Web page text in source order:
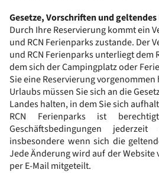
Gesetze, Vorschriften und geltendes
Durch Ihre Reservierung kommt ein
und RCN Ferienparks zustande. Der
und RCN Ferienparks unterliegt dem
dem sich der Campingplatz oder
Sie eine Reservierung
Urlaubs müssen Sie sich an die
Landes halten, in dem Sie sich
RCN Ferienparks ist
Geschäftsbedingungen
insbesondere wenn sich die
Jede Änderung wird auf der
per E-Mail mitgeteilt.